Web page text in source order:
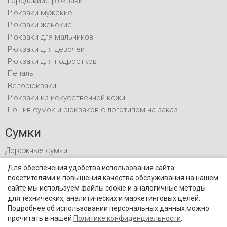
Рюкзаки мужские
Рюкзаки женские
Рюкзаки для мальчиков
Рюкзаки для девочек
Рюкзаки для подростков
Пеналы
Велорюкзаки
Рюкзаки из искусственной кожи
Пошив сумок и рюкзаков с логотипом на заказ
Сумки
Дорожные сумки
Спортивные сумки
Сумки для документов
Поясные сумки
Мешки для обуви
Для обеспечения удобства использования сайта
посетителями и повышения качества обслуживания на нашем
сайте мы используем файлы cookie и аналогичные методы
для технических, аналитических и маркетинговых целей.
Подробнее об использовании персональных данных можно
прочитать в нашей Политике конфиденциальности